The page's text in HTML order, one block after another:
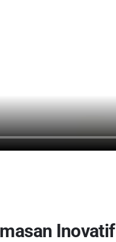
Inovatif